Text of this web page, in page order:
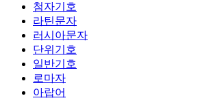
첨자기호
라틴문자
러시아문자
단위기호
일반기호
로마자
아랍어